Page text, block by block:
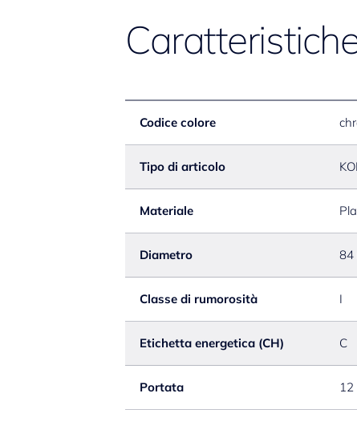
Codice colore
Tipo di articolo
Materiale
Diametro 84
Classe di rumorosità I
Etichetta energetica (CH) C
Portata 12